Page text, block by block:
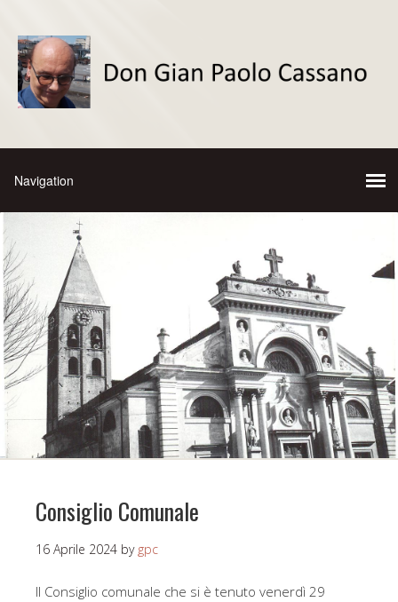
Consiglio Comunale
16 Aprile 2024 by gpc
II Consiglio comunale che si è tenuto venerdì 29